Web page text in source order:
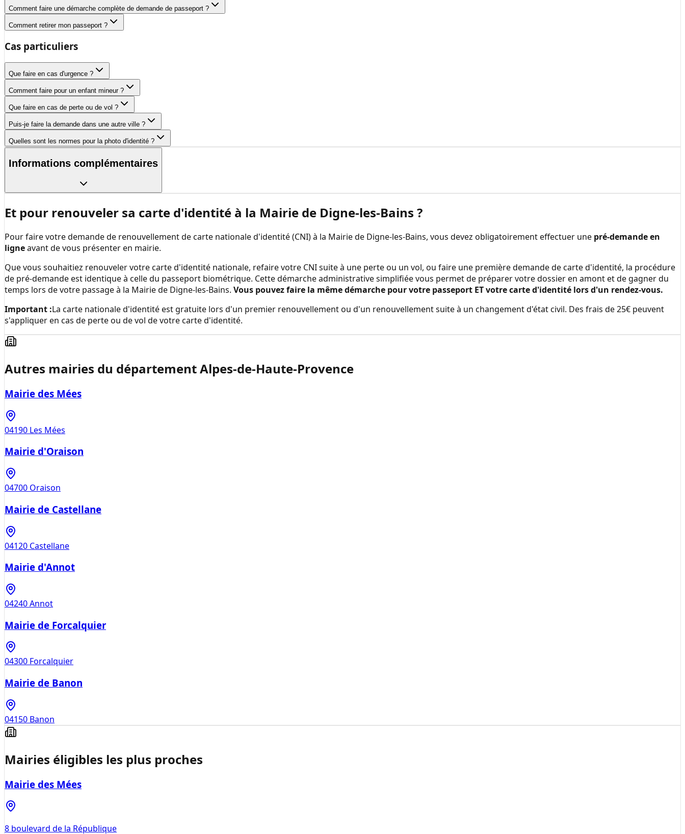
Comment faire une démarche complète de demande de passeport ?
Comment retirer mon passeport ?
Cas particuliers
Que faire en cas d'urgence ?
Comment faire pour un enfant mineur ?
Que faire en cas de perte ou de vol ?
Puis-je faire la demande dans une autre ville ?
Quelles sont les normes pour la photo d'identité ?
Informations complémentaires
Et pour renouveler sa carte d'identité à la Mairie de Digne-les-Bains ?
Pour faire votre demande de renouvellement de carte nationale d'identité (CNI) à la Mairie de Digne-les-Bains, vous devez obligatoirement effectuer une pré-demande en
ligneavant de vous présenter en mairie.
Que vous souhaitiez renouveler votre carte d'identité nationale, refaire votre CNI suite à une perte ou un vol, ou faire une première demande de carte d'identité, la procédure
de pré-demande est identique à celle du passeport biométrique. Cette démarche administrative simplifiée vous permet de préparer votre dossier en amont et de gagner du
temps lors de votre passage à la Mairie de Digne-les-Bains. Vous pouvez faire la même démarche pour votre passeport ET votre carte d'identité lors d'un rendez-vous.
Important :La carte nationale d'identité est gratuite lors d'un premier renouvellement ou d'un renouvellement suite à un changement d'état civil. Des frais de 25€ peuvent
s'appliquer en cas de perte ou de vol de votre carte d'identité.
Autres mairies du départementAlpes-de-Haute-Provence
Mairie des Mées
04190 Les Mées
Mairie d'Oraison
04700 Oraison
Mairie de Castellane
04120 Castellane
Mairie d'Annot
04240Annot
Mairie de Forcalquier
04300 Forcalquier
Mairie de Banon
04150 Banon
Mairies éligibles les plus proches
Mairie des Mées
8 boulevard de la République